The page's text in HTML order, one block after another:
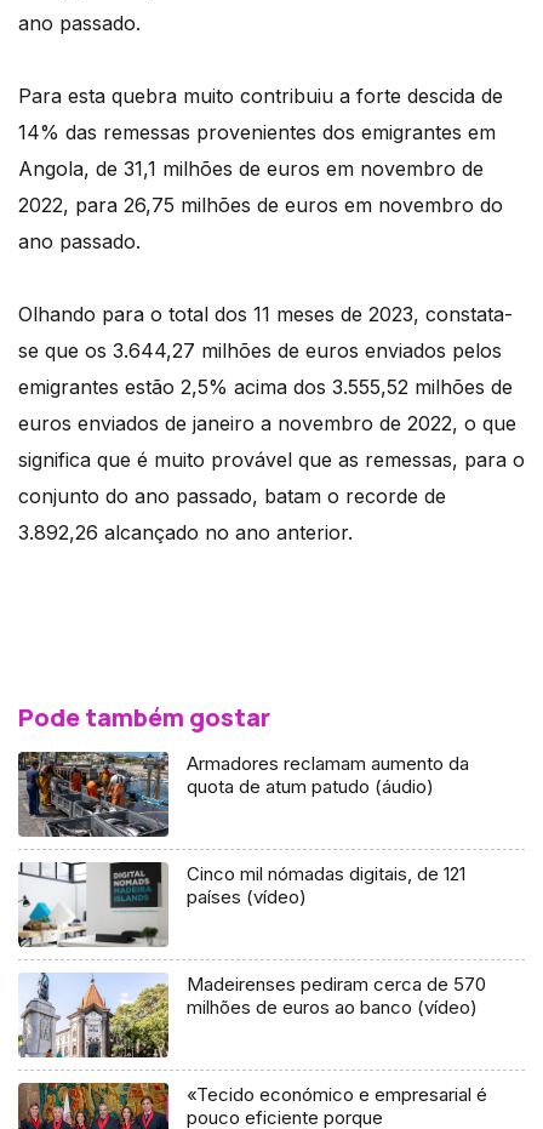
ano passado.
Para esta quebra muito contribuiu a forte descida de
14% das remessas provenientes dos emigrantes em
Angola, de 31,1 milhões de euros em novembro de
2022, para 26,75 milhões de euros em novembro do
ano passado.
Olhando para o total dos 11 meses de 2023, constata-
se que os 3.644,27 milhões de euros enviados pelos
emigrantes estão 2,5% acima dos 3.555,52 milhões de
euros enviados de janeiro a novembro de 2022, o que
significa que é muito provável que as remessas, para o
conjunto do ano passado, batam o recorde de
3.892,26 alcançado no ano anterior.
Pode também gostar
Armadores reclamam aumento da
quota de atum patudo (áudio)
Cinco mil nómadas digitais, de 121
países (vídeo)
Madeirenses pediram cerca de 570
milhões de euros ao banco (vídeo)
«Tecido económico e empresarial é
pouco eficiente porque